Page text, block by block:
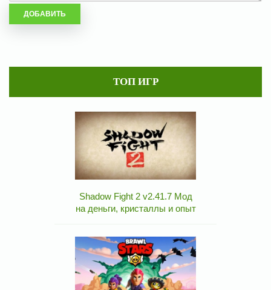
ТОП ИГР
Shadow Fight 2 v2.41.7 Мод
на деньги, кристаллы и опыт